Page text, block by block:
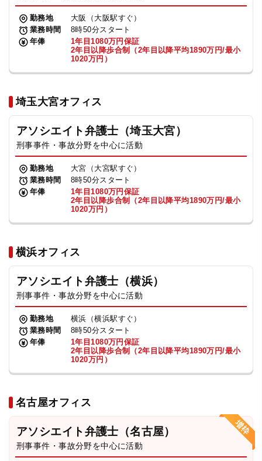
勤務地
大阪（大阪駅すぐ）
業務時間
8時50分スタート
年俸
1年目1080万円保証
2年目以降歩合制（2年目以降平均1890万円/最小
1020万円）
埼玉大宮オフィス
アソシエイト弁護士（埼玉大宮）
刑事事件・事故分野を中心に活動
勤務地
大宮（大宮駅すぐ）
業務時間
8時50分スタート
年俸
1年目1080万円保証
2年目以降歩合制（2年目以降平均1890万円/最小
1020万円）
横浜オフィス
アソシエイト弁護士（横浜）
刑事事件・事故分野を中心に活動
勤務地
横浜（横浜駅すぐ）
業務時間
8時50分スタート
年俸
1年目1080万円保証
2年目以降歩合制（2年目以降平均1890万円/最小
1020万円）
名古屋オフィス
アソシエイト弁護士（名古屋）
刑事事件・事故分野を中心に活動
TikTok受賞 定義集 動画集